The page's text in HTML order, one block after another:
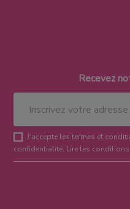
Recevez
J'accepte les termes et
confidentialité. Lire les